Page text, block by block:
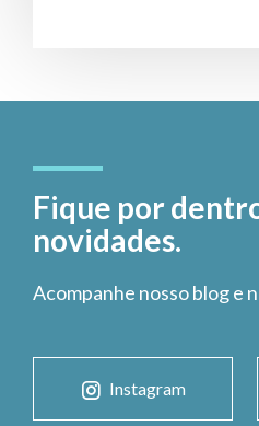
Fique por
novidades.
Acompanhe nosso blog e
Instagram